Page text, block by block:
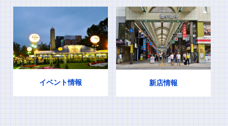
イベント情報 新店情報